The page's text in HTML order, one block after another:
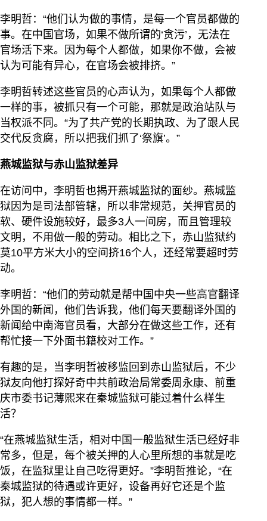
李明哲：“他们认为做的事情，是每一个官员都做的
事。在中国官场，如果不做所谓的‘贪污’，无法在
官场活下来。因为每个人都做，如果你不做，会被
认为可能有异心，在官场会被排挤。”
李明哲转述这些官员的心声认为，如果每个人都做
一样的事，被抓只有一个可能，那就是政治站队与
当权派不同。“为了共产党的长期执政、为了跟人民
交代反贪腐，所以把我们抓了‘祭旗’。”
燕城监狱与赤山监狱差异
在访问中，李明哲也揭开燕城监狱的面纱。燕城监
狱因为是司法部管辖，所以非常规范，关押官员的
软、硬件设施较好，最多3人一间房，而且管理较
文明，不用做一般的劳动。相比之下，赤山监狱约
莫10平方米大小的空间挤16个人，还经常要超时劳
动。
李明哲：“他们的劳动就是帮中国中央一些高官翻译
外国的新闻，他们告诉我，他们每天要翻译外国的
新闻给中南海官员看，大部分在做这些工作，还有
帮忙接一下外面书籍校对工作。”
有趣的是，当李明哲被移监回到赤山监狱后，不少
狱友向他打探好奇中共前政治局常委周永康、前重
庆市委书记薄熙来在秦城监狱可能过着什么样生
活？
“在燕城监狱生活，相对中国一般监狱生活已经好非
常多，但是，每个被关押的人心里所想的事就是吃
饭，在监狱里让自己吃得更好。”李明哲推论，“在
秦城监狱的待遇或许更好，设备再好它还是个监
狱，犯人想的事情都一样。”